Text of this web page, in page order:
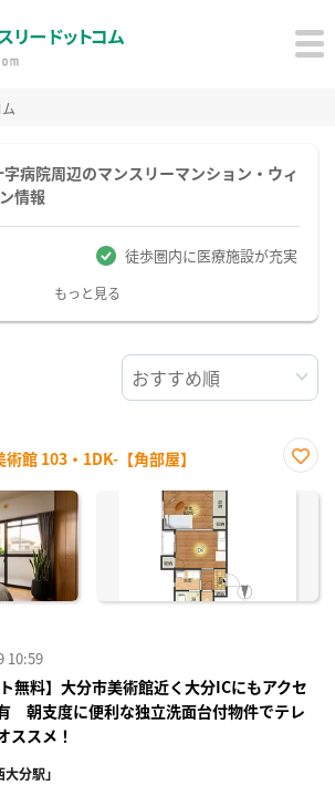
病院周辺のマンスリーマンション・ウィ
情報
徒歩圏内に医療施設が充実
もっと見る
館 103・1DK-【角部屋】
に入
10:59
無料】大分市美術館近く大分ICにもアクセ
朝支度に便利な独立洗面台付物件でテレ
ススメ！
分駅」